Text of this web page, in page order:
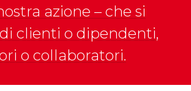
azione – che si
clienti o dipendenti,
o collaboratori.